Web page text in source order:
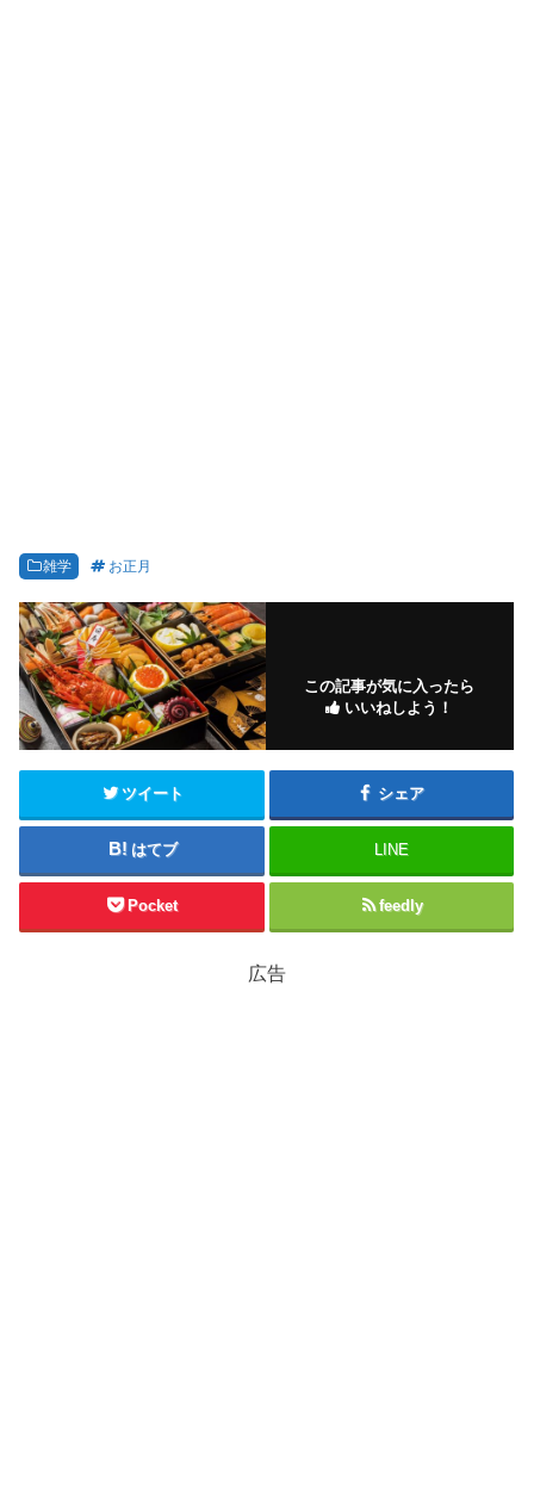
雑学 お正月
この記事が気に入ったら
いいねしよう！
ツイート シェア
はてブ LINE
Pocket feedly
広告